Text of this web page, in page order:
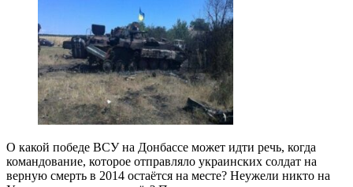
О какой победе ВСУ на Донбассе может идти речь, когда
командование, которое отправляло украинских солдат на
верную смерть в 2014 остаётся на месте? Неужели никто на